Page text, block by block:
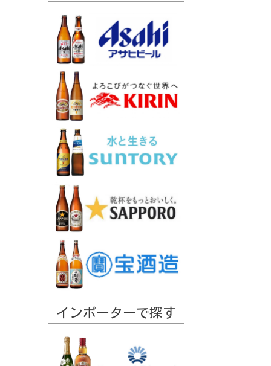
インポーターで探す